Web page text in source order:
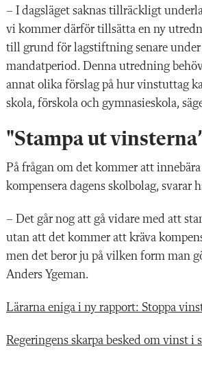
– I dagsläget saknas tillräckligt
vi kommer därför tillsätta en ny
till grund för lagstiftning senare under
mandatperiod. Denna utredning
annat olika förslag på hur vinstuttag
skola, förskola och gymnasieskola,
"Stampa ut
På frågan om det kommer att
kompensera dagens skolbolag, svarar
– Det går nog att gå vidare med att
utan att det kommer att kräva
men det beror ju på vilken form man
Anders Ygeman.
Lärarna eniga i ny rapport: Stoppa
Regeringens skarpa besked om vinst i